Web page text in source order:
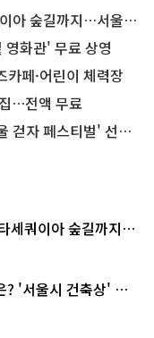
지…서울둘레길 15코스
화관' 무료 상영
페·어린이 체력장
…전액 무료
스티벌' 선착순 5천명
세쿼이아 숲길까지…
? '서울시 건축상' 수